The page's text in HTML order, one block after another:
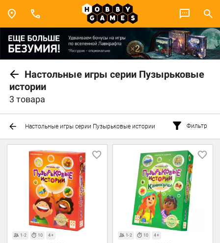
Настольные игры серии Пузырьковые
истории
3 товара
Настольные игры серии Пузырьковые истории Фильтр
1-2 10 4+ 1-2 10 4+